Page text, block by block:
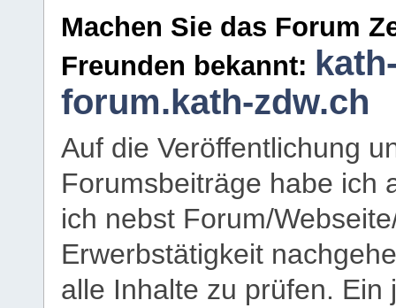
Machen Sie das Forum
Freunden bekannt:
forum.kath-zdw.ch
Auf die Veröffentlichung
Forumsbeiträge habe ich
ich nebst Forum/
Erwerbstätigkeit
alle Inhalte zu prüfen.